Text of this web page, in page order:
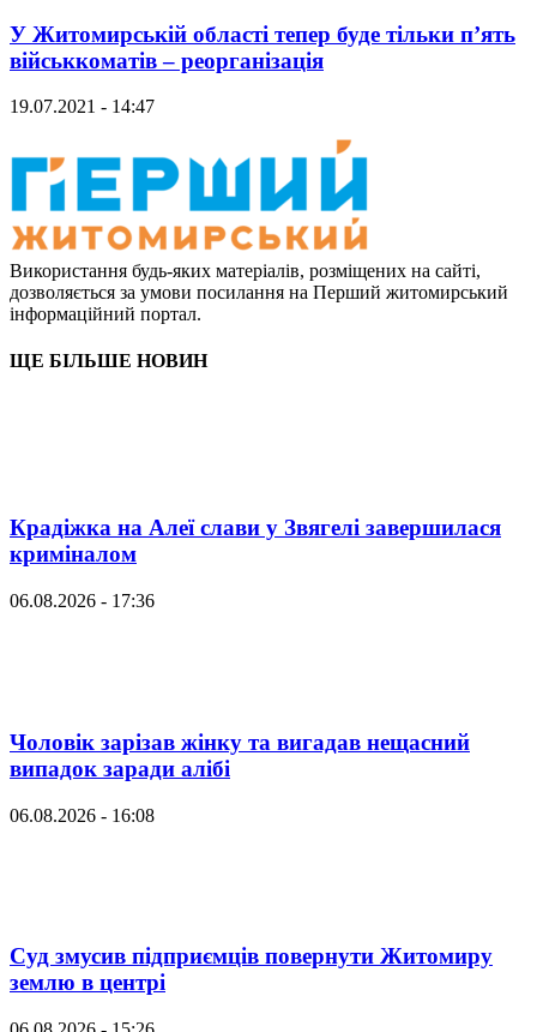
У Житомирській області тепер буде тільки п’ять
військкоматів – реорганізація
19.07.2021 - 14:47
Використання будь-яких матеріалів, розміщених на сайті,
дозволяється за умови посилання на Перший житомирський
інформаційний портал.
ЩЕ БІЛЬШЕ НОВИН
Крадіжка на Алеї слави у Звягелі завершилася
криміналом
06.08.2026 - 17:36
Чоловік зарізав жінку та вигадав нещасний
випадок заради алібі
06.08.2026 - 16:08
Суд змусив підприємців повернути Житомиру
землю в центрі